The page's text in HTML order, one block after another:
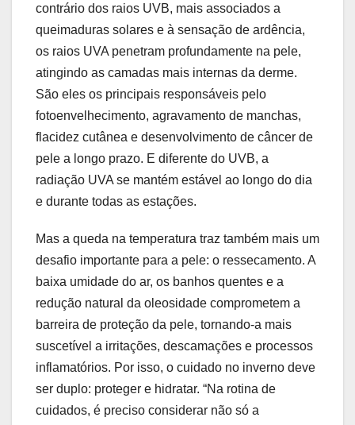
contrário dos raios UVB, mais associados a
queimaduras solares e à sensação de ardência,
os raios UVA penetram profundamente na pele,
atingindo as camadas mais internas da derme.
São eles os principais responsáveis pelo
fotoenvelhecimento, agravamento de manchas,
flacidez cutânea e desenvolvimento de câncer de
pele a longo prazo. E diferente do UVB, a
radiação UVA se mantém estável ao longo do dia
e durante todas as estações.
Mas a queda na temperatura traz também mais um
desafio importante para a pele: o ressecamento. A
baixa umidade do ar, os banhos quentes e a
redução natural da oleosidade comprometem a
barreira de proteção da pele, tornando-a mais
suscetível a irritações, descamações e processos
inflamatórios. Por isso, o cuidado no inverno deve
ser duplo: proteger e hidratar. “Na rotina de
cuidados, é preciso considerar não só a